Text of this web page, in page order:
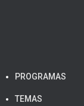
PROGRAMAS